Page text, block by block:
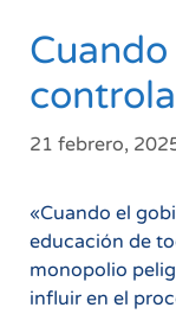
21 febrero,
«Cuando el
educación de
monopolio
influir en el